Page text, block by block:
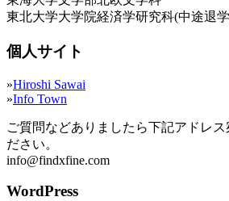
東北大学大学院経済学研究科(中途退
個人サイト
»Hiroshi Sawai
»Info Town
ご質問などありましたら下記アドレス
ださい。
info@findxfine.com
WordPress